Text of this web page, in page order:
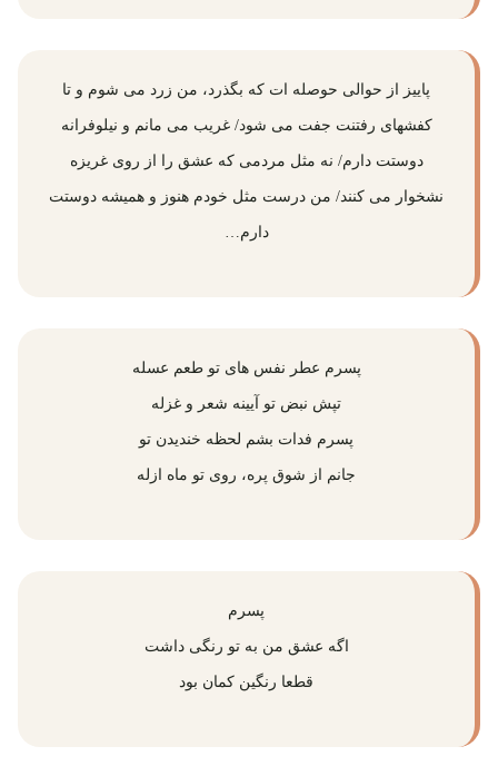
پاییز از حوالی حوصله ات که بگذرد، من زرد می شوم و تا
کفشهای رفتنت جفت می شود/ غریب می مانم و نیلوفرانه
دوستت دارم/ نه مثل مردمی که عشق را از روی غریزه
نشخوار می کنند/ من درست مثل خودم هنوز و همیشه دوستت
دارم…
پسرم عطر نفس‌ های تو طعم عسله
تپش نبض تو آیینه شعر و غزله
پسرم فدات بشم لحظه خندیدن تو
جانم از شوق پره، روی تو ماه ازله
پسرم
اگه عشق من به تو رنگی داشت
قطعا رنگین کمان بود